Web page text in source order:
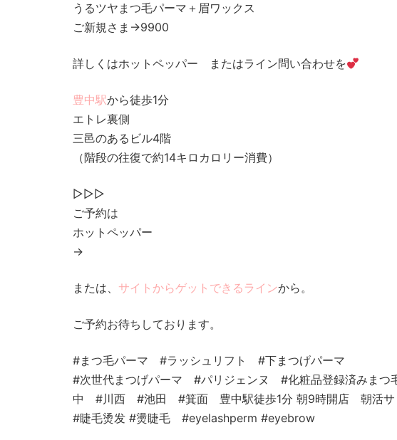
うるツヤまつ毛パーマ＋眉ワックス
ご新規さま→9900
詳しくはホットペッパー またはライン問い合わせを
豊中駅から徒歩1分
エトレ裏側
三邑のあるビル4階
（階段の往復で約14キロカロリー消費）
▷▷▷
ご予約は
ホットペッパー
→
または、 サイトからゲットできるラインから。
ご予約お待ちしております。
#まつ毛パーマ #ラッシュリフト #下まつげパーマ
#次世代まつげパーマ #パリジェンヌ #化粧品登録済みまつ
中 #川西 #池田 #箕面 豊中駅徒歩1分 朝9時開店 朝活
#睫毛烫发 #燙睫毛 #eyelashperm #eyebrow